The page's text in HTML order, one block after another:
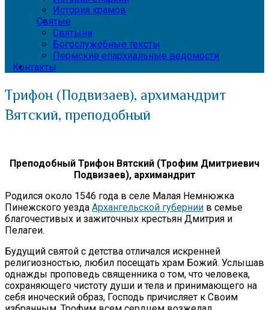
История храмов
Святые
Святыни
Богослужебные тексты
Пермские епархиальные ведомости
Контакты
Трифон (Подвизаев), архимандрит
Вятский, преподобный
Преподобный Трифон Вятский (Трофим Дмитриевич
Подвизаев), архимандрит
Родился около 1546 года в селе Малая Немнюжка
Пинежского уезда Архангельской губернии в семье
благочестивых и зажиточных крестьян Дмитрия и
Пелагеи.
Будущий святой с детства отличался искренней
религиозностью, любил посещать храм Божий. Услышав
однажды проповедь священника о том, что человека,
сохраняющего чистоту души и тела и принимающего на
себя иноческий образ, Господь причисляет к Своим